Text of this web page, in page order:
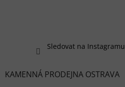
Sledovat na Instagramu
KAMENNÁ PRODEJNA OSTRAVA